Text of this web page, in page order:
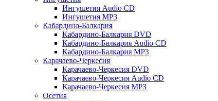
Ингушетия Audio CD
Ингушетия MP3
Кабардино-Балкария
Кабардино-Балкария DVD
Кабардино-Балкария Audio CD
Кабардино-Балкария MP3
Карачаево-Черкесия
Карачаево-Черкесия DVD
Карачаево-Черкесия Audio CD
Карачаево-Черкесия MP3
Осетия